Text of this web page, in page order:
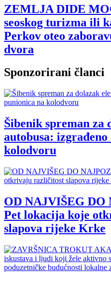
ZEMLJA DIDE
seoskog turizma ili
Perkov oteo
dvora
Sponzorirani članci
Šibenik spreman
autobusa:
kolodvoru
OD NAJVIŠEG
Pet lokacija koje
slapova rijeke Krke